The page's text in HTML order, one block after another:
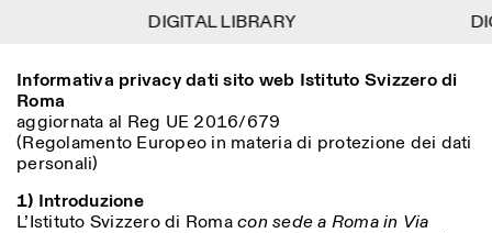
Menu Close
Lingua
Calendario
Istituto Svizzero
Ricerca
Information Close
ISTITUTO SVIZZERO
ROMA
Villa Maraini
Via Ludovisi 48
roma@istitutosvizzero.it
Filtri
Close
Area di appartenenza
Arte
Luogo
Reset
Informativa privacy dati sito web Istituto Svizzero di
Roma
aggiornata al Reg UE 2016/679
(Regolamento Europeo in materia di protezione dei dati
personali)
1) Introduzione
L’Istituto Svizzero di Romacon sede a Roma in Via
DIGITAL LIBRARY
DIGITAL LIBRARY